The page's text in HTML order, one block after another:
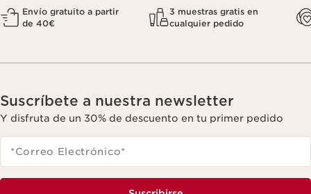
Envío gratuito a partir
de 40€
3 muestras gratis en
cualquier pedido
Suscríbete a nuestra newsletter
Y disfruta de un 30% de descuento en tu primer pedido
*Correo Electrónico*